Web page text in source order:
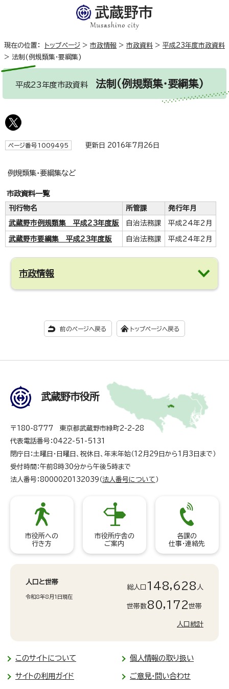
現在の位置： トップページ > 市政情報 > 市政資料 > 平成23年度市政資料
> 法制(例規類集・要綱集)
平成23年度市政資料 法制(例規類集・要綱集)
ページ番号1009495 更新日 2016年7月26日
例規類集・要綱集など
市政資料一覧
刊行物名 所管課 発行年月
武蔵野市例規類集 平成23年度版 自治法務課 平成24年2月
武蔵野市要綱集 平成23年度版 自治法務課 平成24年2月
市政情報
前のページへ戻る トップページへ戻る
武蔵野市役所
〒180-8777 東京都武蔵野市緑町2-2-28
代表電話番号：0422-51-5131
閉庁日：土曜日・日曜日、祝休日、年末年始（12月29日から1月3日まで）
受付時間：午前8時30分から午後5時まで
法人番号：8000020132039（ 法人番号について ）
市役所への
行き方
市役所庁舎の
ご案内
各課の
仕事・連絡先
人口と世帯
令和8年8月1日現在
総人口 148,628 人
世帯数80,172世帯
人口統計
このサイトについて 個人情報の取り扱い
サイトの利用ガイド ご意見・問い合わせ